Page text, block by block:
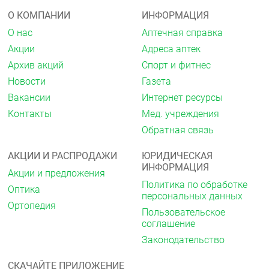
нежелательные реакции, однако они возникают не
Если Вы заметили любую из перечисленных ниже
серьезных нежелательных реакций,
прием препарата Телмисартан-Тева и немедленно
обратитесь за медицинской помощью:
тяжелая аллергическая реакция с отеком
лица, губ, языка или горла с затруднением
глотания или дыхания (ангионевротический
работы печени, при этом могут наблюдаться
следующие симптомы: желтушность кожи и
белков глаз, боль и тяжесть в правом
подреберье, тошнота, рвота, слабость, отеки,
сонливость (острая печеночная
Нечастые нежелательные реакции (могут
возникать не более чем у 1 человека из 100):
О КОМПАНИИ
О нас
Акции
Архив акций
Новости
Вакансии
Контакты
ИНФОРМАЦИЯ
Аптечная справка
Адреса аптек
Спорт и фитнес
Газета
Интернет ресурсы
Мед. учреждения
Обратная связь
АКЦИИ И РАСПРОДАЖИ
Акции и предложения
Оптика
Ортопедия
ЮРИДИЧЕСКАЯ
ИНФОРМАЦИЯ
Политика по обработке
персональных данных
Пользовательское
соглашение
Законодательство
СКАЧАЙТЕ ПРИЛОЖЕНИЕ